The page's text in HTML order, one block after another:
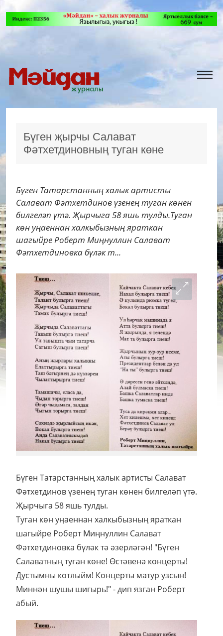
Бүген җырчы Салават
Фәтхетдиновның туган көне
Бүген Татарстанның халык артисты
Салават Фәтхетдинов үзенең туган көнен
билгеләп үтә. Җырчыга 58 яшь тулды.Туган
көн уңаеннан халкыбызның яраткан
шагыйре Роберт Миңнуллин Салават
Фәтхетдиновка бүләк т...
Бүген Татарстанның халык артисты Салават
Фәтхетдинов үзенең туган көнен билгеләп үтә.
Җырчыга 58 яшь тулды.
Туган көн уңаеннан халкыбызның яраткан
шагыйре Роберт Миңнуллин Салават
Фәтхетдиновка бүләк тә әзерләгән! "Бүген
Салаватның туган көне! Өстәвенә концерты!
Дустымны котлыйм! Концерты матур узсын!
Миннән шушы шигырь!" - дип язган Роберт
абый.